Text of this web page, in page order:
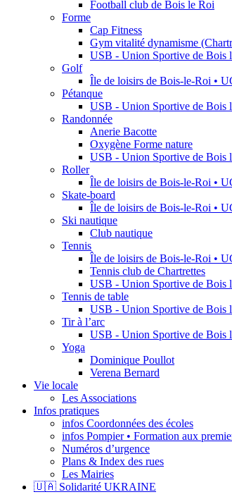
Football club de Bois le Roi
Forme
Cap Fitness
Gym vitalité dynamisme
USB - Union Sportive de Bois
Golf
Île de loisirs de Bois-le-Roi •
Pétanque
USB - Union Sportive de Bois
Randonnée
Anerie Bacotte
Oxygène Forme nature
USB - Union Sportive de Bois
Roller
Île de loisirs de Bois-le-Roi •
Skate-board
Île de loisirs de Bois-le-Roi •
Ski nautique
Club nautique
Tennis
Île de loisirs de Bois-le-Roi •
Tennis club de Chartrettes
USB - Union Sportive de Bois
Tennis de table
USB - Union Sportive de Bois
Tir à l’arc
USB - Union Sportive de Bois
Yoga
Dominique Poullot
Verena Bernard
Vie locale
Les Associations
Infos pratiques
infos Coordonnées des écoles
infos Pompier • Formation aux
Numéros d’urgence
Plans & Index des rues
Les Mairies
🇺🇦 Solidarité UKRAINE